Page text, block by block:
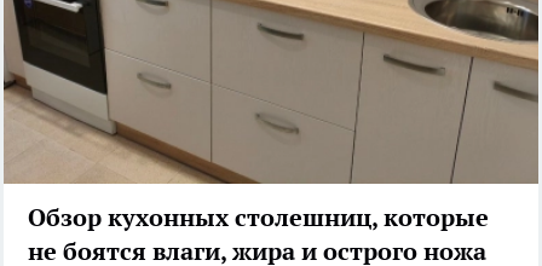
Обзор кухонных столешниц, которые
не боятся влаги, жира и острого ножа